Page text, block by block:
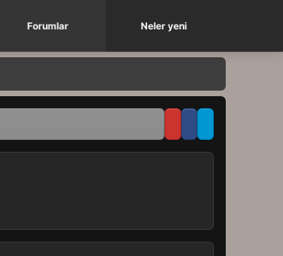
Forumlar Neler yeni